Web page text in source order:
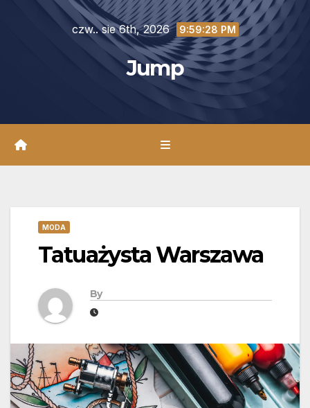
czw.. sie 6th, 2026 9:59:29 PM
Jump
MODA
Tatuażysta Warszawa
By